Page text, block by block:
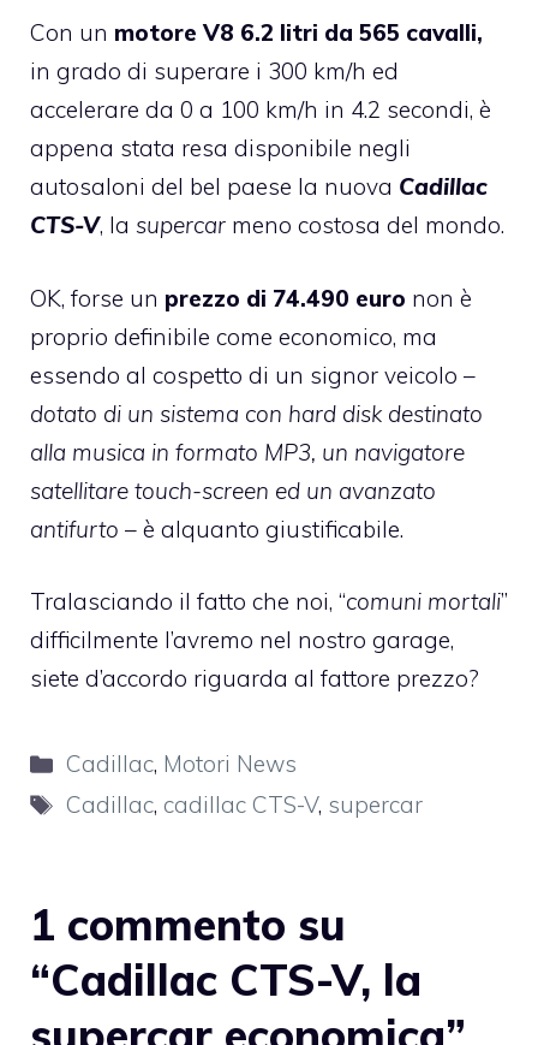
Con un motore V8 6.2 litri da 565 cavalli,
in grado di superare i 300 km/h ed
accelerare da 0 a 100 km/h in 4.2 secondi, è
appena stata resa disponibile negli
autosaloni del bel paese la nuova Cadillac
CTS-V, la supercar meno costosa del mondo.
OK, forse un prezzo di 74.490 euro non è
proprio definibile come economico, ma
essendo al cospetto di un signor veicolo –
dotato di un sistema con hard disk destinato
alla musica in formato MP3, un navigatore
satellitare touch-screen ed un avanzato
antifurto – è alquanto giustificabile.
Tralasciando il fatto che noi, “comuni mortali”
difficilmente l’avremo nel nostro garage,
siete d’accordo riguarda al fattore prezzo?
Categorie
Cadillac, Motori News
Tag
Cadillac, cadillac CTS-V, supercar
1 commento su
“Cadillac CTS-V, la